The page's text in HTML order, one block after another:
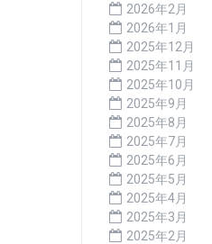
2026年2月
2026年1月
2025年12月
2025年11月
2025年10月
2025年9月
2025年8月
2025年7月
2025年6月
2025年5月
2025年4月
2025年3月
2025年2月